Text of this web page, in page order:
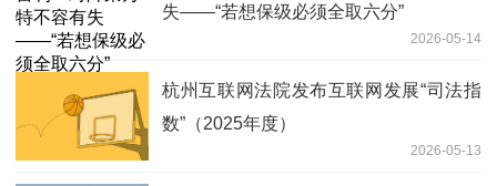
失——“若想保级必须全取六分”
2026-05-14
杭州互联网法院发布互联网发展“司法指
数”（2025年度）
2026-05-13